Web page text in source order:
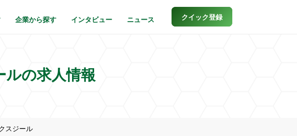
企業から探す インタビュー ニュース クイック登録
の求人情報
スジール